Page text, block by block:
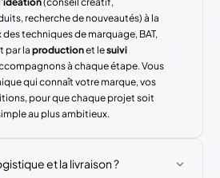
recherche de nouveautés) à la
des techniques de marquage, BAT,
par laproductionet lesuivi
à chaque étape. Vous
qui connaît votre marque, vos
pour que chaque projet soit
au plus ambitieux.
et la livraison ?